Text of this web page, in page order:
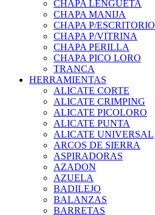
CHAPA LENGÜETA
CHAPA MANIJA
CHAPA P/ESCRITORIO
CHAPA P/VITRINA
CHAPA PERILLA
CHAPA PICO LORO
TRANCA
HERRAMIENTAS
ALICATE CORTE
ALICATE CRIMPING
ALICATE PICOLORO
ALICATE PUNTA
ALICATE UNIVERSAL
ARCOS DE SIERRA
ASPIRADORAS
AZADON
AZUELA
BADILEJO
BALANZAS
BARRETAS